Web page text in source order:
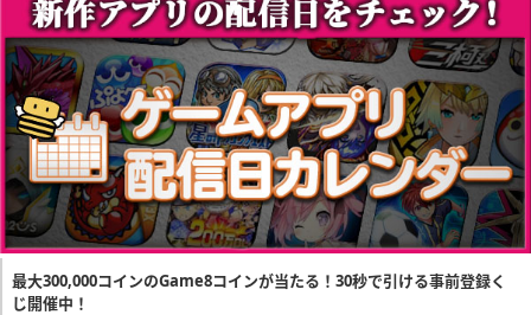
最大300,000コインのGame8コインが当たる！30秒で引ける事前登録く
じ開催中！